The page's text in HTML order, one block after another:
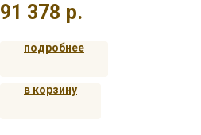
91 378 р.
подробнее
в корзину